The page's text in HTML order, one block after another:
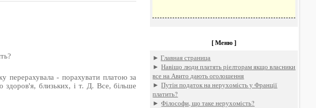
перерахувала - порахувати платою за
здоров'я, близьких, і т. Д. Все, більше
[ Меню ]
►Главная страница
►Навіщо люди платять ріелторам якщо власники
все на Авито дають оголошення
►Путін податок на нерухомість у Франції
платить?
►Філософи, що таке нерухомість?